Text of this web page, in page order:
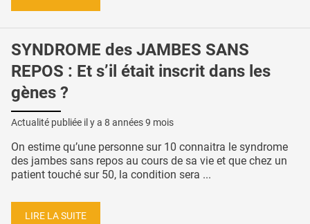
SYNDROME des JAMBES SANS
REPOS : Et s’il était inscrit dans les
gènes ?
Actualité publiée il y a 8 années 9 mois
On estime qu’une personne sur 10 connaitra le syndrome
des jambes sans repos au cours de sa vie et que chez un
patient touché sur 50, la condition sera ...
LIRE LA SUITE